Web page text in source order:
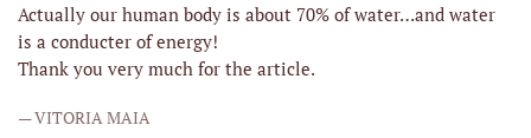
Actually our human body is about 70% of water…and water
is a conducter of energy!
Thank you very much for the article.
— VITORIA MAIA